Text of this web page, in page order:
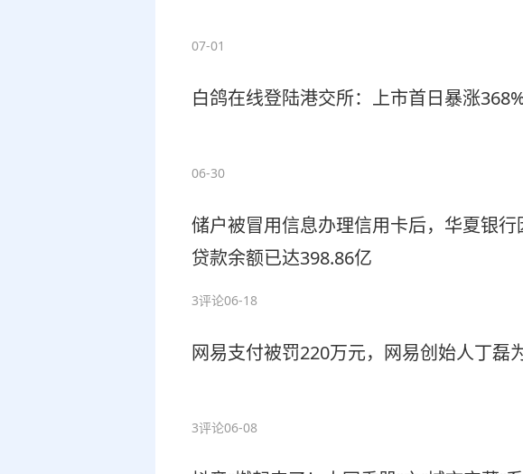
07-01
白鸽在线登陆港交所：上市首日暴涨
06-30
储户被冒用信息办理信用卡后，华夏银
贷款余额已达398.86亿
3评论06-18
网易支付被罚220万元，网易创始人丁磊
3评论06-08